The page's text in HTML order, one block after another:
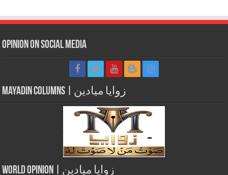
Opinion on Social Media
Mayadin Columns | زوايا ميادين
World Opinion | زوايا ميادين